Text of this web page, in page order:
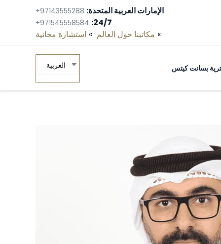
الإمارات العربية المتحدة: +97143555288
24/7:
+971545558584
مكاتبنا حول العالم استشارة مجانية‎
بسانت كيتس العربية